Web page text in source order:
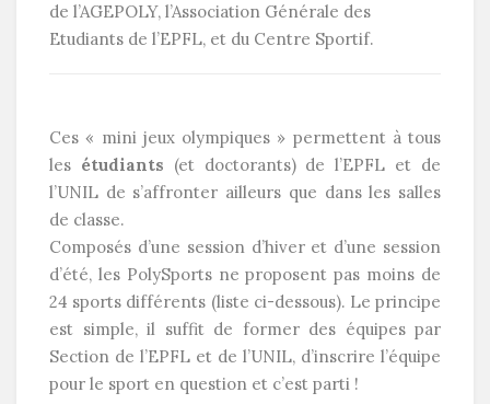
de l’AGEPOLY, l’Association Générale des
Etudiants de l’EPFL, et du Centre Sportif.
Ces « mini jeux olympiques » permettent à tous
les étudiants (et doctorants) de l’EPFL et de
l’UNIL de s’affronter ailleurs que dans les salles
de classe.
Composés d’une session d’hiver et d’une session
d’été, les PolySports ne proposent pas moins de
24 sports différents (liste ci-dessous). Le principe
est simple, il suffit de former des équipes par
Section de l’EPFL et de l’UNIL, d’inscrire l’équipe
pour le sport en question et c’est parti !